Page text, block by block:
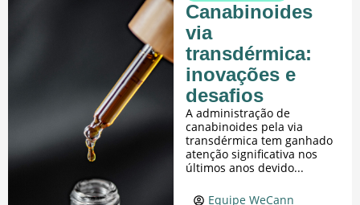
Canabinoides
via
transdérmica:
inovações e
desafios
A administração de
canabinoides pela via
transdérmica tem ganhado
atenção significativa nos
últimos anos devido...
Equipe WeCann